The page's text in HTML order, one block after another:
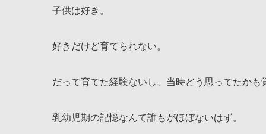
子供は好き。
好きだけど育てられない。
だって育てた経験ないし、当時どう思ってたかも
乳幼児期の記憶なんて誰もがほぼないはず。